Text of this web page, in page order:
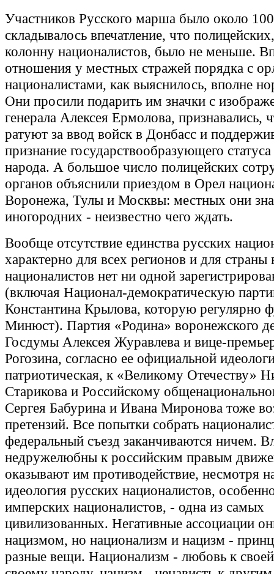
Участников Русского марша было около
складывалось впечатление, что
колонну националистов, было не меньше.
отношения у местных стражей порядка с
националистами, как выяснилось, вполне
Они просили подарить им значки с
генерала Алексея Ермолова, признавались,
ратуют за ввод войск в Донбасс и
признание государствообразующего статуса
народа. А большое число полицейских
органов объяснили приездом в Орел
Воронежа, Тулы и Москвы: местных они
иногородних - неизвестно чего ждать.
Вообще отсутствие единства русских
характерно для всех регионов и для
националистов нет ни одной
(включая Национал-демократическую
Константина Крылова, которую регулярно
Минюст). Партия «Родина» воронежского
Госдумы Алексея Журавлева и вице-
Рогозина, согласно ее официальной
патриотическая, к «Великому Отечеству»
Старикова и Российскому
Сергея Бабурина и Ивана Миронова тоже
претензий. Все попытки собрать
федеральный съезд заканчиваются ничем.
недружелюбны к российским правым
оказывают им противодействие, несмотря
идеология русских националистов,
имперских националистов, - одна из самых
цивилизованных. Негативные ассоциации
нацизмом, но национализм и нацизм -
разные вещи. Национализм - любовь к